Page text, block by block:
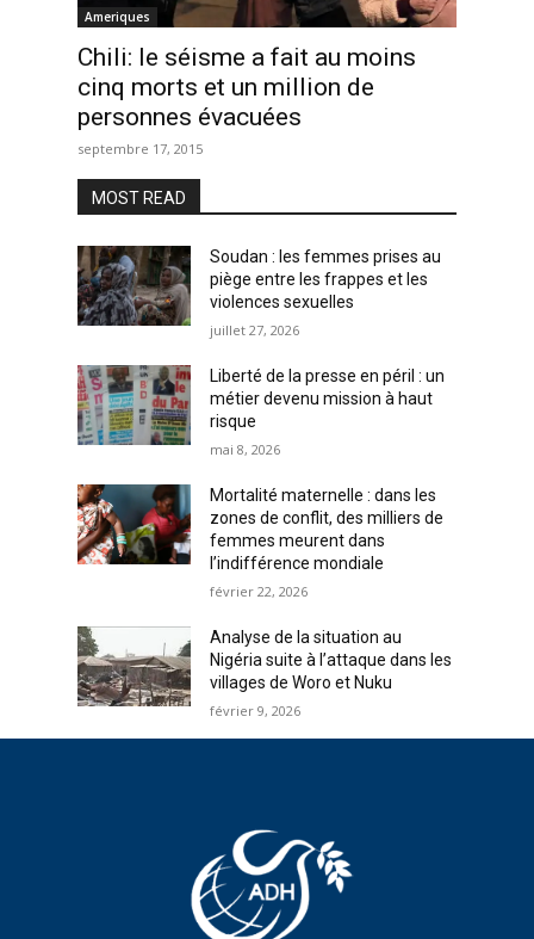
Ameriques
Chili: le séisme a fait au moins
cinq morts et un million de
personnes évacuées
septembre 17, 2015
MOST READ
Soudan : les femmes prises au
piège entre les frappes et les
violences sexuelles
juillet 27, 2026
Liberté de la presse en péril : un
métier devenu mission à haut
risque
mai 8, 2026
Mortalité maternelle : dans les
zones de conflit, des milliers de
femmes meurent dans
l’indifférence mondiale
février 22, 2026
Analyse de la situation au
Nigéria suite à l’attaque dans les
villages de Woro et Nuku
février 9, 2026